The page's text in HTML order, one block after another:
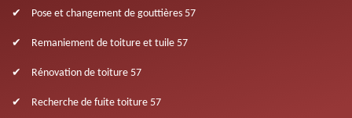
Pose et changement de gouttières 57
Remaniement de toiture et tuile 57
Rénovation de toiture 57
Recherche de fuite toiture 57